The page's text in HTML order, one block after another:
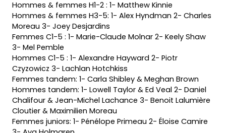
Hommes & femmes H1-2 : 1- Matthew Kinnie
Hommes & femmes H3-5: 1- Alex Hyndman 2- Charles
Moreau 3- Joey Desjardins
Femmes C1-5 : 1- Marie-Claude Molnar 2- Keely Shaw
3- Mel Pemble
Hommes C1-5 : 1- Alexandre Hayward 2- Piotr
Czyzowicz 3- Lachlan Hotchkiss
Femmes tandem: 1- Carla Shibley & Meghan Brown
Hommes tandem: 1- Lowell Taylor & Ed Veal 2- Daniel
Chalifour & Jean-Michel Lachance 3- Benoit Lalumière
Cloutier & Maximilien Moreau
Femmes juniors: 1- Pénélope Primeau 2- Éloise Camire